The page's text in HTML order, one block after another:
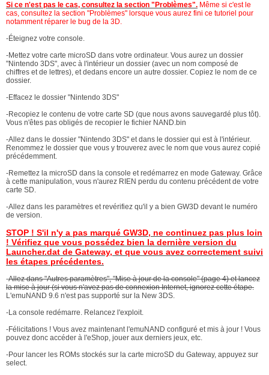
Si ce n'est pas le cas, consultez la section "Problèmes". Même si c'est le
cas, consultez la section "Problèmes" lorsque vous aurez fini ce tutoriel pour
notamment réparer le bug de la 3D.
-Éteignez votre console.
-Mettez votre carte microSD dans votre ordinateur. Vous aurez un dossier
"Nintendo 3DS", avec à l'intérieur un dossier (avec un nom composé de
chiffres et de lettres), et dedans encore un autre dossier. Copiez le nom de ce
dossier.
-Effacez le dossier "Nintendo 3DS"
-Recopiez le contenu de votre carte SD (que nous avons sauvegardé plus tôt).
Vous n'êtes pas obligés de recopier le fichier NAND.bin
-Allez dans le dossier "Nintendo 3DS" et dans le dossier qui est à l'intérieur.
Renommez le dossier que vous y trouverez avec le nom que vous aurez copié
précédemment.
-Remettez la microSD dans la console et redémarrez en mode Gateway. Grâce
à cette manipulation, vous n'aurez RIEN perdu du contenu précédent de votre
carte SD.
-Allez dans les paramètres et revérifiez qu'il y a bien GW3D devant le numéro
de version.
STOP ! S'il n'y a pas marqué GW3D, ne continuez pas plus loin
! Vérifiez que vous possédez bien la dernière version du
Launcher.dat de Gateway, et que vous avez correctement suivi
les étapes précédentes.
-Allez dans "Autres paramètres", "Mise à jour de la console" (page 4) et lancez
la mise à jour (si vous n'avez pas de connexion Internet, ignorez cette étape.
L'emuNAND 9.6 n'est pas supporté sur la New 3DS.
-La console redémarre. Relancez l'exploit.
-Félicitations ! Vous avez maintenant l'emuNAND configuré et mis à jour ! Vous
pouvez donc accéder à l'eShop, jouer aux derniers jeux, etc.
-Pour lancer les ROMs stockés sur la carte microSD du Gateway, appuyez sur
select.